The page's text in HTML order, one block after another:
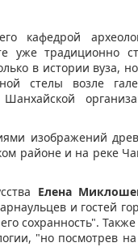
кафедрой
уже традиционно
в истории вуза,
стелы возле
изображений
районе и на реке
Елена
и гостей
сохранность".
"но посмотрев на